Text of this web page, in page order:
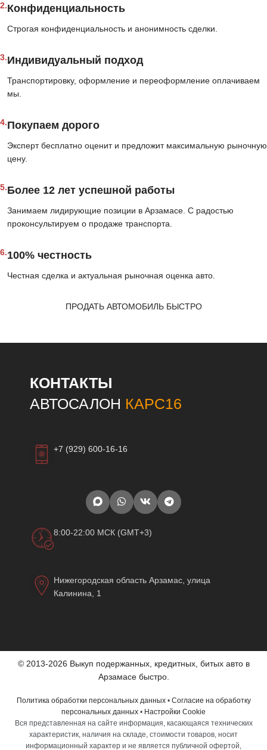
2.Конфиденциальность
Строгая конфиденциальность и анонимность сделки.
3.Индивидуальный подход
Транспортировку, оформление и переоформление оплачиваем
мы.
4.Покупаем дорого
Эксперт бесплатно оценит и предложит максимальную рыночную
цену.
5.Более 12 лет успешной работы
Занимаем лидирующие позиции в Арзамасе. С радостью
проконсультируем о продаже транспорта.
6.100% честность
Честная сделка и актуальная рыночная оценка авто.
ПРОДАТЬ АВТОМОБИЛЬ БЫСТРО
КОНТАКТЫ
АВТОСАЛОН КАРС16
+7 (929) 600-16-16
8:00-22:00 МСК (GMT+3)
Нижегородская область Арзамас, улица
Калинина, 1
© 2013-2026 Выкуп подержанных, кредитных, битых авто в
Арзамасе быстро.
Политика обработки персональных данных• Согласие на обработку
персональных данных • Настройки Cookie
Вся представленная на сайте информация, касающаяся технических
характеристик, наличия на складе, стоимости товаров, носит
информационный характер и не является публичной офертой,